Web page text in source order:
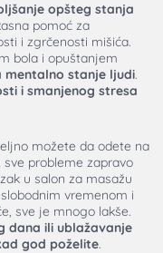
opšteg stanja
pomoć za
i zgrčenosti mišića.
bola i opuštanjem
mentalno stanje ljudi.
i smanjenog stresa
možete da odete na
probleme zapravo
u salon za masažu
vremenom i
sve je mnogo lakše.
dana ili ublažavanje
god poželite.